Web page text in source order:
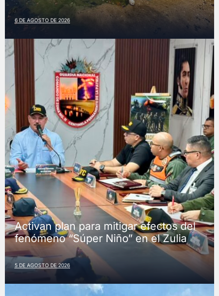
6 DE AGOSTO DE 2026
Activan plan para mitigar efectos del
fenómeno “Súper Niño” en el Zulia
5 DE AGOSTO DE 2026